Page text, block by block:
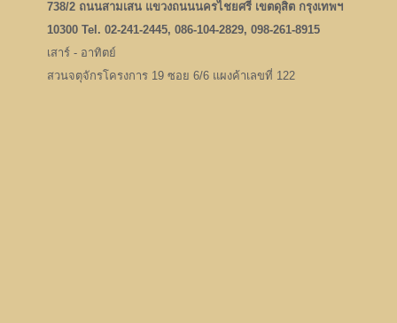
738/2 ถนนสามเสน แขวงถนนนครไชยศรี เขตดุสิต กรุงเทพฯ
10300 Tel. 02-241-2445, 086-104-2829, 098-261-8915
เสาร์ - อาทิตย์
สวนจตุจักรโครงการ 19 ซอย 6/6 แผงค้าเลขที่ 122